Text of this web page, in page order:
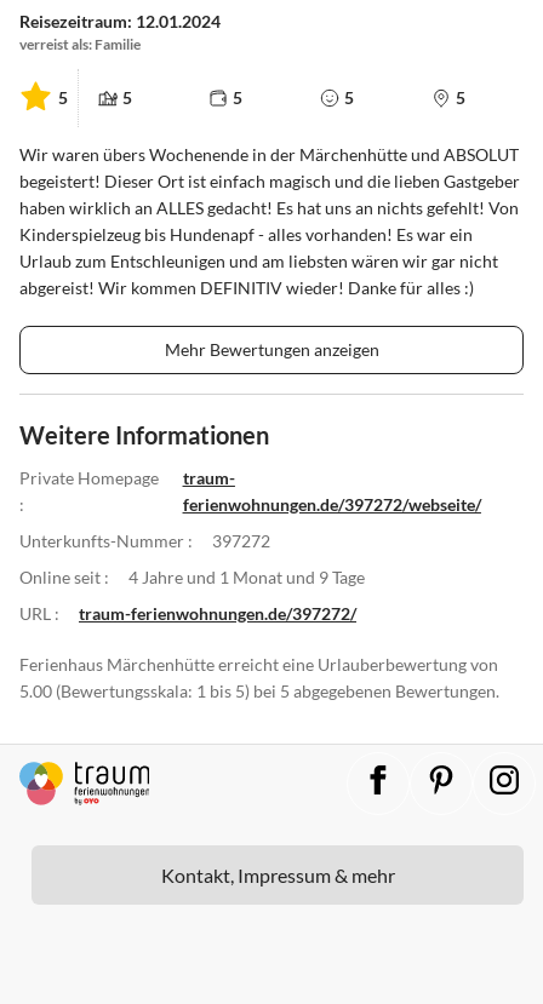
Reisezeitraum: 12.01.2024
verreist als: Familie
5 5 5 5 5
Wir waren übers Wochenende in der Märchenhütte und ABSOLUT
begeistert! Dieser Ort ist einfach magisch und die lieben Gastgeber
haben wirklich an ALLES gedacht! Es hat uns an nichts gefehlt! Von
Kinderspielzeug bis Hundenapf - alles vorhanden! Es war ein
Urlaub zum Entschleunigen und am liebsten wären wir gar nicht
abgereist! Wir kommen DEFINITIV wieder! Danke für alles :)
Mehr Bewertungen anzeigen
Weitere Informationen
Private Homepage
:
traum-
ferienwohnungen.de/397272/webseite/
Unterkunfts-Nummer :
397272
Online seit :
4 Jahre und 1 Monat und 9 Tage
URL :
traum-ferienwohnungen.de/397272/
Ferienhaus Märchenhütte erreicht eine Urlauberbewertung von
5.00 (Bewertungsskala: 1 bis 5) bei 5 abgegebenen Bewertungen.
Kontakt, Impressum & mehr